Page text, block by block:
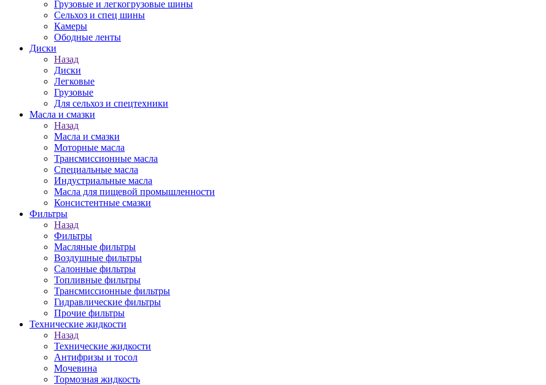
Грузовые и легкогрузовые шины
Сельхоз и спец шины
Камеры
Ободные ленты
Диски
Назад
Диски
Легковые
Грузовые
Для сельхоз и спецтехники
Масла и смазки
Назад
Масла и смазки
Моторные масла
Трансмиссионные масла
Специальные масла
Индустриальные масла
Масла для пищевой промышленности
Консистентные смазки
Фильтры
Назад
Фильтры
Масляные фильтры
Воздушные фильтры
Салонные фильтры
Топливные фильтры
Трансмиссионные фильтры
Гидравлические фильтры
Прочие фильтры
Технические жидкости
Назад
Технические жидкости
Антифризы и тосол
Мочевина
Тормозная жидкость